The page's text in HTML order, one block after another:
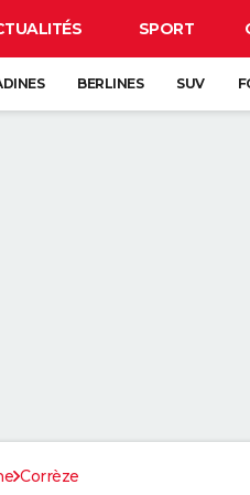
SPORT
BERLINES SUV
Corrèze